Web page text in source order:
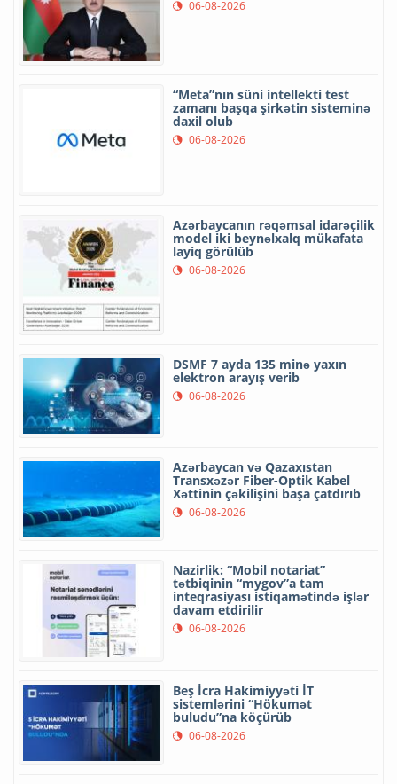
06-08-2026
“Meta”nın süni intellekti test
zamanı başqa şirkətin sisteminə
daxil olub
06-08-2026
Azərbaycanın rəqəmsal idarəçilik
model iki beynəlxalq mükafata
layiq görülüb
06-08-2026
DSMF 7 ayda 135 minə yaxın
elektron arayış verib
06-08-2026
Azərbaycan və Qazaxıstan
Transxəzər Fiber-Optik Kabel
Xəttinin çəkilişini başa çatdırıb
06-08-2026
Nazirlik: “Mobil notariat”
tətbiqinin “mygov”a tam
inteqrasiyası istiqamətində işlər
davam etdirilir
06-08-2026
Beş İcra Hakimiyyəti İT
sistemlərini “Hökumət
buludu”na köçürüb
06-08-2026